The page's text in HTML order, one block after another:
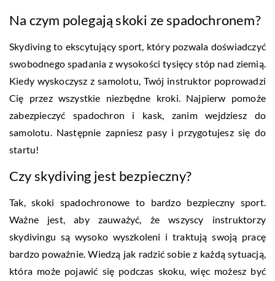
Na czym polegają skoki ze spadochronem?
Skydiving to ekscytujący sport, który pozwala doświadczyć
swobodnego spadania z wysokości tysięcy stóp nad ziemią.
Kiedy wyskoczysz z samolotu, Twój instruktor poprowadzi
Cię przez wszystkie niezbędne kroki. Najpierw pomoże
zabezpieczyć spadochron i kask, zanim wejdziesz do
samolotu. Następnie zapniesz pasy i przygotujesz się do
startu!
Czy skydiving jest bezpieczny?
Tak, skoki spadochronowe to bardzo bezpieczny sport.
Ważne jest, aby zauważyć, że wszyscy instruktorzy
skydivingu są wysoko wyszkoleni i traktują swoją pracę
bardzo poważnie. Wiedzą jak radzić sobie z każdą sytuacją,
która może pojawić się podczas skoku, więc możesz być